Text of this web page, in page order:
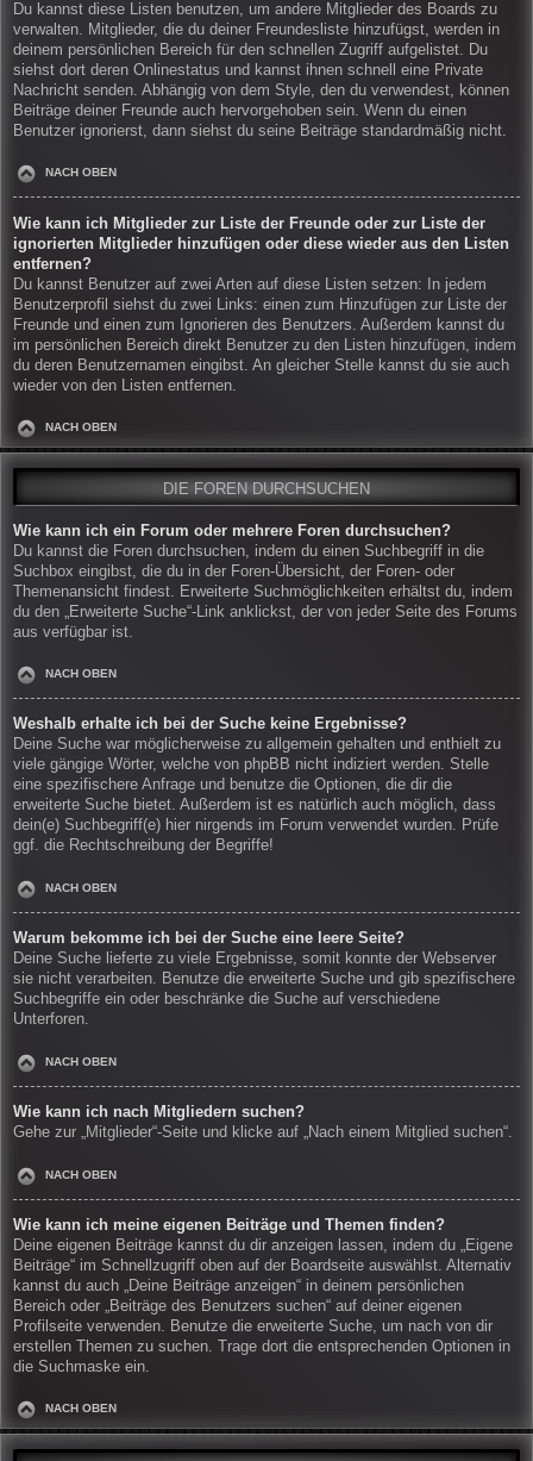
Du kannst diese Listen benutzen, um andere Mitglieder des Boards zu
verwalten. Mitglieder, die du deiner Freundesliste hinzufügst, werden in
deinem persönlichen Bereich für den schnellen Zugriff aufgelistet. Du
siehst dort deren Onlinestatus und kannst ihnen schnell eine Private
Nachricht senden. Abhängig von dem Style, den du verwendest, können
Beiträge deiner Freunde auch hervorgehoben sein. Wenn du einen
Benutzer ignorierst, dann siehst du seine Beiträge standardmäßig nicht.
NACH OBEN
Wie kann ich Mitglieder zur Liste der Freunde oder zur Liste der
ignorierten Mitglieder hinzufügen oder diese wieder aus den Listen
entfernen?
Du kannst Benutzer auf zwei Arten auf diese Listen setzen: In jedem
Benutzerprofil siehst du zwei Links: einen zum Hinzufügen zur Liste der
Freunde und einen zum Ignorieren des Benutzers. Außerdem kannst du
im persönlichen Bereich direkt Benutzer zu den Listen hinzufügen, indem
du deren Benutzernamen eingibst. An gleicher Stelle kannst du sie auch
wieder von den Listen entfernen.
NACH OBEN
DIE FOREN DURCHSUCHEN
Wie kann ich ein Forum oder mehrere Foren durchsuchen?
Du kannst die Foren durchsuchen, indem du einen Suchbegriff in die
Suchbox eingibst, die du in der Foren-Übersicht, der Foren- oder
Themenansicht findest. Erweiterte Suchmöglichkeiten erhältst du, indem
du den „Erweiterte Suche“-Link anklickst, der von jeder Seite des Forums
aus verfügbar ist.
NACH OBEN
Weshalb erhalte ich bei der Suche keine Ergebnisse?
Deine Suche war möglicherweise zu allgemein gehalten und enthielt zu
viele gängige Wörter, welche von phpBB nicht indiziert werden. Stelle
eine spezifischere Anfrage und benutze die Optionen, die dir die
erweiterte Suche bietet. Außerdem ist es natürlich auch möglich, dass
dein(e) Suchbegriff(e) hier nirgends im Forum verwendet wurden. Prüfe
ggf. die Rechtschreibung der Begriffe!
NACH OBEN
Warum bekomme ich bei der Suche eine leere Seite?
Deine Suche lieferte zu viele Ergebnisse, somit konnte der Webserver
sie nicht verarbeiten. Benutze die erweiterte Suche und gib spezifischere
Suchbegriffe ein oder beschränke die Suche auf verschiedene
Unterforen.
NACH OBEN
Wie kann ich nach Mitgliedern suchen?
Gehe zur „Mitglieder“-Seite und klicke auf „Nach einem Mitglied suchen“.
NACH OBEN
Wie kann ich meine eigenen Beiträge und Themen finden?
Deine eigenen Beiträge kannst du dir anzeigen lassen, indem du „Eigene
Beiträge“ im Schnellzugriff oben auf der Boardseite auswählst. Alternativ
kannst du auch „Deine Beiträge anzeigen“ in deinem persönlichen
Bereich oder „Beiträge des Benutzers suchen“ auf deiner eigenen
Profilseite verwenden. Benutze die erweiterte Suche, um nach von dir
erstellen Themen zu suchen. Trage dort die entsprechenden Optionen in
die Suchmaske ein.
NACH OBEN